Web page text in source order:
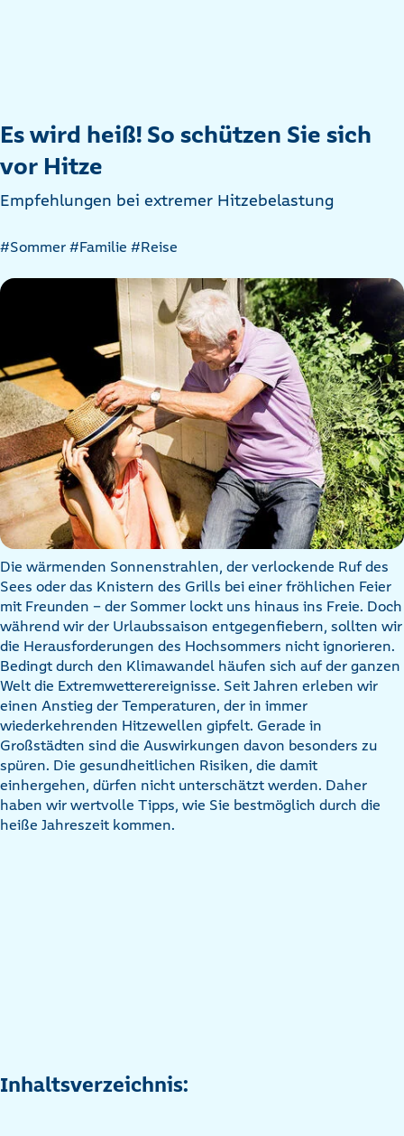
Es wird heiß! So schützen Sie sich
vor Hitze
Empfehlungen bei extremer Hitzebelastung
Artikel
Kategorien
#Sommer #Familie #Reise
Die wärmenden Sonnenstrahlen, der verlockende Ruf des
Sees oder das Knistern des Grills bei einer fröhlichen Feier
mit Freunden – der Sommer lockt uns hinaus ins Freie. Doch
während wir der Urlaubssaison entgegenfiebern, sollten wir
die Herausforderungen des Hochsommers nicht ignorieren.
Bedingt durch den Klimawandel häufen sich auf der ganzen
Welt die Extremwetterereignisse. Seit Jahren erleben wir
einen Anstieg der Temperaturen, der in immer
wiederkehrenden Hitzewellen gipfelt. Gerade in
Großstädten sind die Auswirkungen davon besonders zu
spüren. Die gesundheitlichen Risiken, die damit
einhergehen, dürfen nicht unterschätzt werden. Daher
haben wir wertvolle Tipps, wie Sie bestmöglich durch die
heiße Jahreszeit kommen.
Inhaltsverzeichnis: